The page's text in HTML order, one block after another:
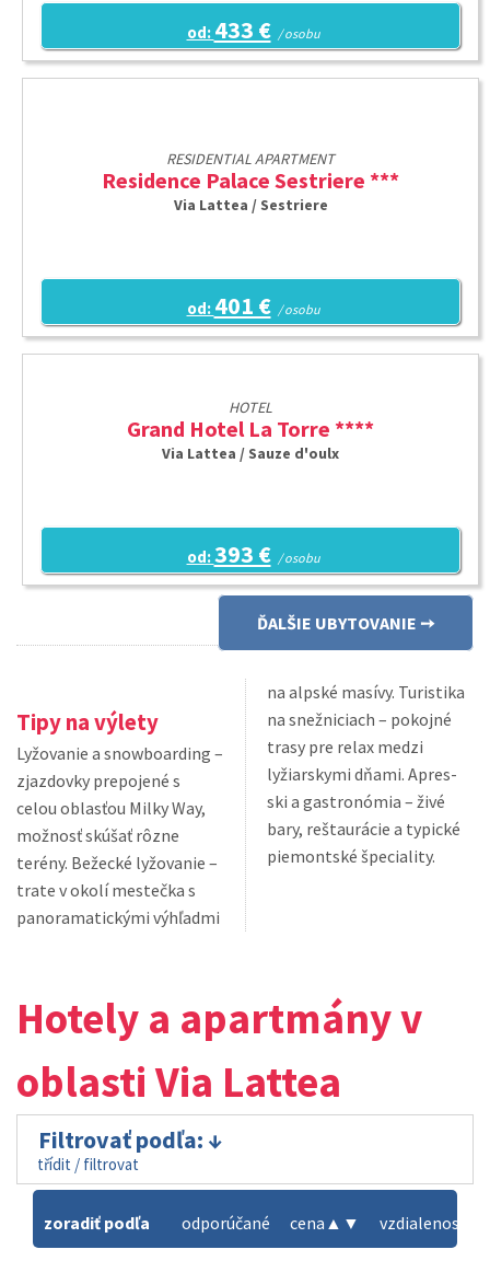
od: 433 € / osobu
RESIDENTIAL APARTMENT
Residence Palace Sestriere ***
Via Lattea / Sestriere
od: 401 € / osobu
HOTEL
Grand Hotel La Torre ****
Via Lattea / Sauze d'oulx
od:393 € / osobu
ĎALŠIE UBYTOVANIE
Tipy na výlety
Lyžovanie a snowboarding –
zjazdovky prepojené s
celou oblasťou Milky Way,
možnosť skúšať rôzne
terény. Bežecké lyžovanie –
trate v okolí mestečka s
panoramatickými výhľadmi
na alpské masívy. Turistika
na snežniciach – pokojné
trasy pre relax medzi
lyžiarskymi dňami. Apres-
ski a gastronómia – živé
bary, reštaurácie a typické
piemontské špeciality.
Hotely a apartmány v
oblasti Via Lattea
Filtrovať podľa:
třídit / filtrovat
zoradiť podľa odporúčané cena ▲ ▼ vzdialenosť